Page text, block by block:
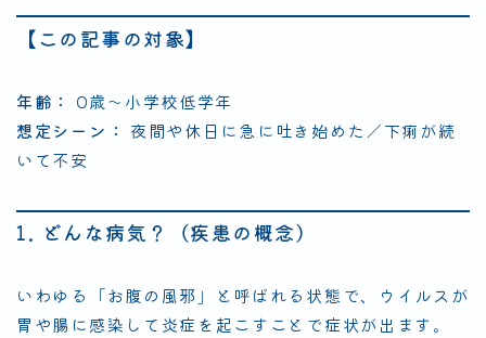
【この記事の対象】
年齢：
0歳〜小学校低学年
想定シーン： 夜間や休日に急に吐き始めた／下痢が続
いて不安
1. どんな病気？（疾患の概念）
いわゆる「お腹の風邪」と呼ばれる状態で、ウイルスが
胃や腸に感染して炎症を起こすことで症状が出ます。